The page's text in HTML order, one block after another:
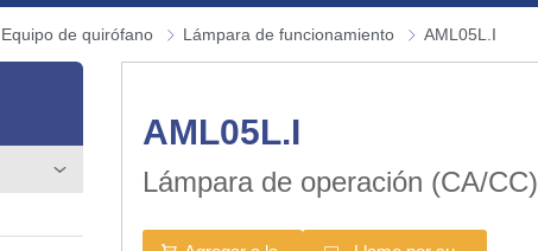
Equipo de quirófano Lámpara de funcionamiento AML05L.I
AML05L.I
Lámpara de operación (CA/CC)